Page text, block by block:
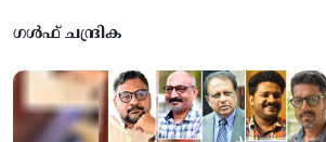
ഗൾഫ് ചന്ദ്രിക